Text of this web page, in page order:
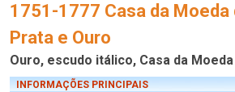
1751-1777 Casa da Moeda
Prata e Ouro
Ouro, escudo itálico, Casa da Moeda
INFORMAÇÕES PRINCIPAIS